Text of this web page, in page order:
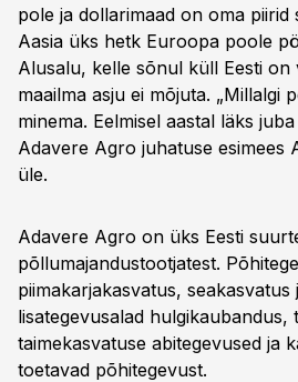
pole ja dollarimaad on oma piirid
Aasia üks hetk Euroopa poole
Alusalu, kelle sõnul küll Eesti on
maailma asju ei mõjuta. „Millalgi
minema. Eelmisel aastal läks
Adavere Agro juhatuse esimees
üle.
Adavere Agro on üks Eesti
põllumajandustootjatest.
piimakarjakasvatus, seakasvatus
lisategevusalad hulgikaubandus,
taimekasvatuse abitegevused ja
toetavad põhitegevust.